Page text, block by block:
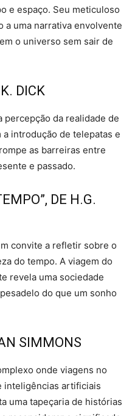
e espaço. Seu meticuloso
a uma narrativa envolvente
o universo sem sair de
DICK
percepção da realidade de
introdução de telepatas e
rompe as barreiras entre
e passado.
DE H.G.
convite a refletir sobre o
do tempo. A viagem do
revela uma sociedade
do que um sonho
SIMMONS
onde viagens no
inteligências artificiais
uma tapeçaria de histórias